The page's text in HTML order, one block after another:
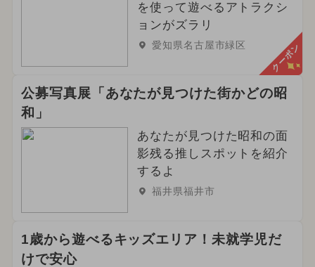
を使って遊べるアトラクシ
ョンがズラリ
愛知県名古屋市緑区 クーポン
公募写真展「あなたが見つけた街かどの昭
和」
あなたが見つけた昭和の面
影残る推しスポットを紹介
するよ
福井県福井市
1歳から遊べるキッズエリア！未就学児だ
けで安心